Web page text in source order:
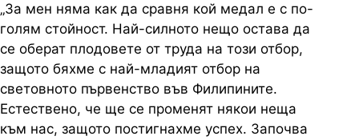
„За мен няма как да сравня кой медал е с по-
голям стойност. Най-силното нещо остава да
се оберат плодовете от труда на този отбор,
защото бяхме с най-младият отбор на
световното първенство във Филипините.
Естествено, че ще се променят някои неща
към нас, защото постигнахме успех. Започва